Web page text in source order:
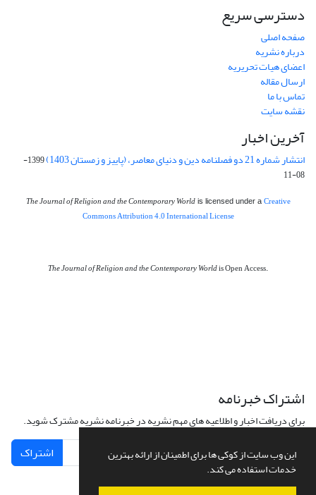
این وب سایت از کوکی ها برای اطمینان از ارائه بهترین
خدمات استفاده می کند.
دسترسی سریع
صفحه اصلی
درباره نشریه
اعضای هیات تحریریه
ارسال مقاله
تماس با ما
نقشه سایت
آخرین اخبار
انتشار شماره 21 دو فصلنامه دین و دنیای معاصر، (پاییز و زمستان 1403)
1399-
08-11
The Journal of Religion and the Contemporary Worldis licensed under a Creative
Commons Attribution 4.0 International License
The Journal of Religion and the Contemporary Worldis Open Access.
اشتراک خبرنامه
برای دریافت اخبار و اطلاعیه های مهم نشریه در خبرنامه نشریه مشترک شوید.
اشتراک